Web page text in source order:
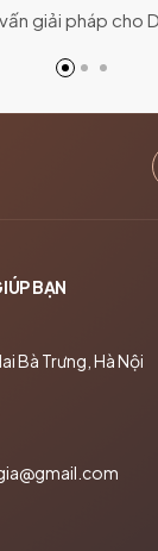
giải pháp cho
BẠN
Bà Trưng, Hà Nội